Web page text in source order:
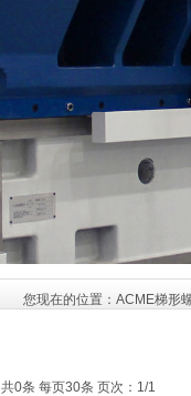
您现在的位置： ACME梯形
共0条 每页30条 页次：1/1